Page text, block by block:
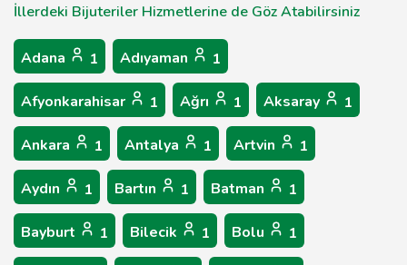
İllerdeki Bijuteriler Hizmetlerine de Göz Atabilirsiniz
Adana 1 Adıyaman 1
Afyonkarahisar 1 Ağrı 1 Aksaray 1
Ankara 1 Antalya 1 Artvin 1
Aydın 1 Bartın 1 Batman 1
Bayburt 1 Bilecik 1 Bolu 1